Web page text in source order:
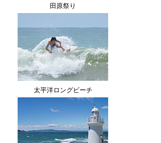
田原祭り
太平洋ロングビーチ